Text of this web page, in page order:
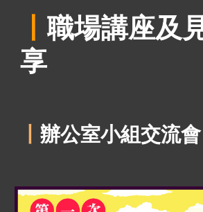
丨職場講座及
享
丨辦公室小組交流會